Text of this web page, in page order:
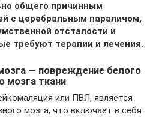
общего причинным
с церебральным параличом,
отсталости и
требуют терапии и лечения.
— повреждение белого
мозга ткани
или ПВЛ, является
мозга, что включает в себя